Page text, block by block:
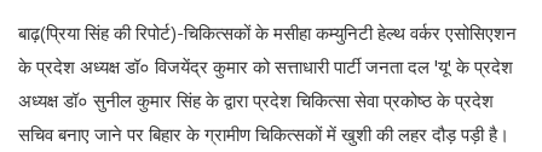
बाढ़(प्रिया सिंह की रिपोर्ट)-चिकित्सकों के मसीहा कम्युनिटी हेल्थ वर्कर एसोसिएशन
के प्रदेश अध्यक्ष डॉ० विजयेंद्र कुमार को सत्ताधारी पार्टी जनता दल 'यू' के प्रदेश
अध्यक्ष डॉ० सुनील कुमार सिंह के द्वारा प्रदेश चिकित्सा सेवा प्रकोष्ठ के प्रदेश
सचिव बनाए जाने पर बिहार के ग्रामीण चिकित्सकों में खुशी की लहर दौड़ पड़ी है।